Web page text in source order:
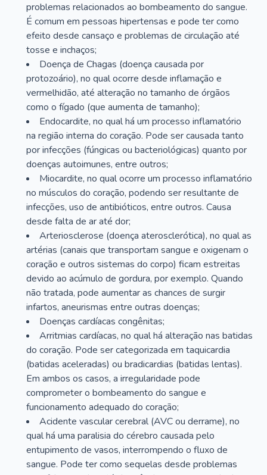
problemas relacionados ao bombeamento do sangue.
É comum em pessoas hipertensas e pode ter como
efeito desde cansaço e problemas de circulação até
tosse e inchaços;
Doença de Chagas (doença causada por
protozoário), no qual ocorre desde inflamação e
vermelhidão, até alteração no tamanho de órgãos
como o fígado (que aumenta de tamanho);
Endocardite, no qual há um processo inflamatório
na região interna do coração. Pode ser causada tanto
por infecções (fúngicas ou bacteriológicas) quanto por
doenças autoimunes, entre outros;
Miocardite, no qual ocorre um processo inflamatório
no músculos do coração, podendo ser resultante de
infecções, uso de antibióticos, entre outros. Causa
desde falta de ar até dor;
Arteriosclerose (doença aterosclerótica), no qual as
artérias (canais que transportam sangue e oxigenam o
coração e outros sistemas do corpo) ficam estreitas
devido ao acúmulo de gordura, por exemplo. Quando
não tratada, pode aumentar as chances de surgir
infartos, aneurismas entre outras doenças;
Doenças cardíacas congênitas;
Arritmias cardíacas, no qual há alteração nas batidas
do coração. Pode ser categorizada em taquicardia
(batidas aceleradas) ou bradicardias (batidas lentas).
Em ambos os casos, a irregularidade pode
comprometer o bombeamento do sangue e
funcionamento adequado do coração;
Acidente vascular cerebral (AVC ou derrame), no
qual há uma paralisia do cérebro causada pelo
entupimento de vasos, interrompendo o fluxo de
sangue. Pode ter como sequelas desde problemas